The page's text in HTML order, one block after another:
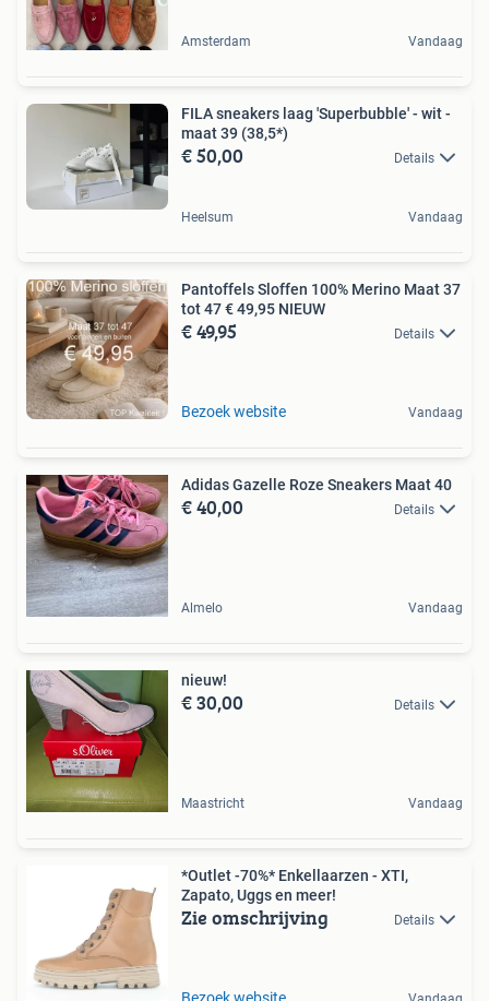
Amsterdam Vandaag
FILA sneakers laag 'Superbubble' - wit -
maat 39 (38,5*)
€ 50,00 Details
Heelsum Vandaag
Pantoffels Sloffen 100% Merino Maat 37
tot 47 € 49,95 NIEUW
€ 49,95 Details
Bezoek website Vandaag
Adidas Gazelle Roze Sneakers Maat 40
€ 40,00 Details
Almelo Vandaag
nieuw!
€ 30,00 Details
Maastricht Vandaag
*Outlet -70%* Enkellaarzen - XTI,
Zapato, Uggs en meer!
Zie omschrijving Details